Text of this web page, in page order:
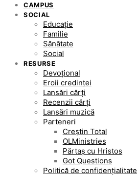
CAMPUS
SOCIAL
Educație
Familie
Sănătate
Social
RESURSE
Devoțional
Eroii credinței
Lansări cărți
Recenzii cărți
Lansări muzică
Parteneri
Creștin Total
OLMinistries
Părtaș cu Hristos
Got Questions
Politică de confidențialitate